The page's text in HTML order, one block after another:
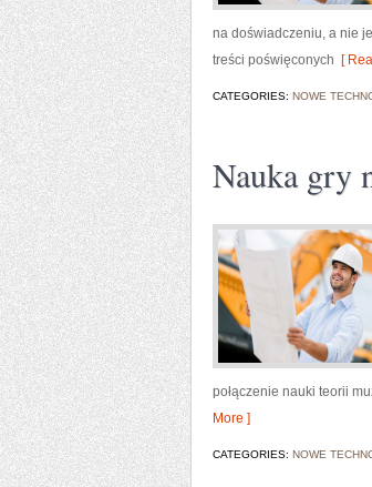
na doświadczeniu, a nie
treści poświęconych [
CATEGORIES: NOWE
Nauka gry
połączenie nauki teorii
More ]
CATEGORIES: NOWE